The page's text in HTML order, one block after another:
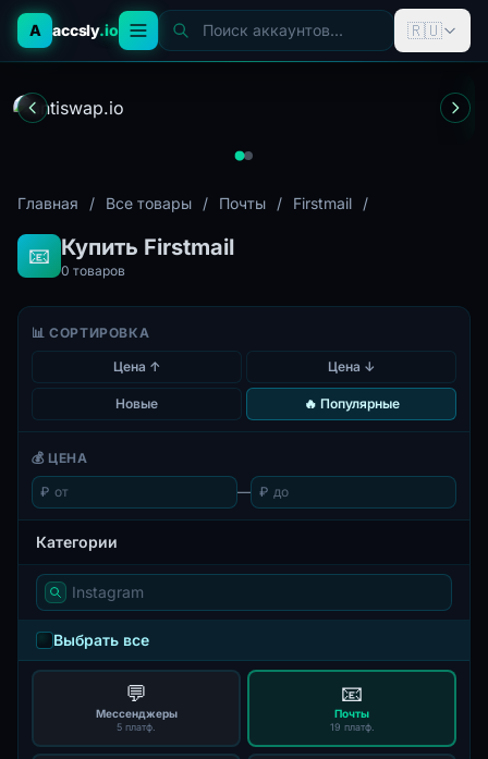
A accsly.io Поиск аккаунтов... 🇷🇺
Главная / Все товары / Почты / Firstmail /
📧 Купить Firstmail
0 товаров
📊 СОРТИРОВКА
Цена ↑ Цена ↓
Новые 🔥 Популярные
💰 ЦЕНА
₽ — ₽
Категории
Выбрать все
💬
Мессенджеры
5 платф.
📧
Почты
19 платф.